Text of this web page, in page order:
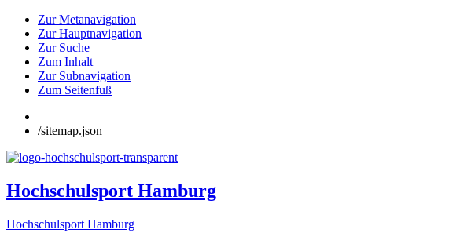
Zur Metanavigation
Zur Hauptnavigation
Zur Suche
Zum Inhalt
Zur Subnavigation
Zum Seitenfuß
/sitemap.json
Hochschulsport Hamburg
Hochschulsport Hamburg